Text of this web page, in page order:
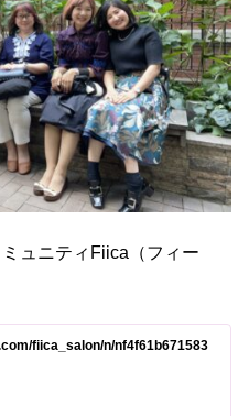
ュニティFiica（フィー
fiica_salon/n/nf4f61b671583